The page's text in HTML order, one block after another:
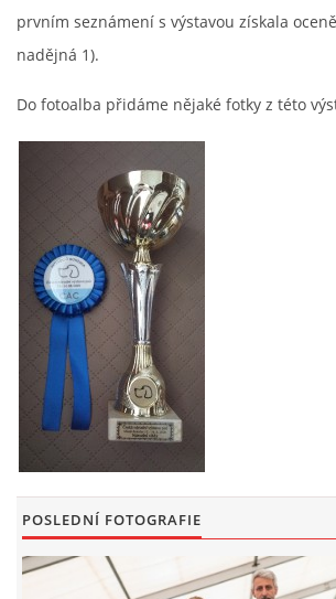
KONTAKT
© CHS ze Severních vrchů |
prvním seznámení s výstavou získala
nadějná 1).
Do fotoalba přidáme nějaké fotky z této
POSLEDNÍ FOTOGRAFIE